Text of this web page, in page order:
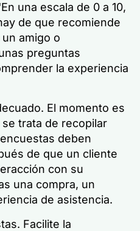
una escala de 0 a 10,
de que recomiende
amigo o
preguntas
la experiencia
El momento es
trata de recopilar
deben
de que un cliente
con su
una compra, un
de asistencia.
Facilite la